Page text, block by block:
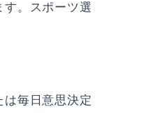
。スポーツ選
は毎日意思決定